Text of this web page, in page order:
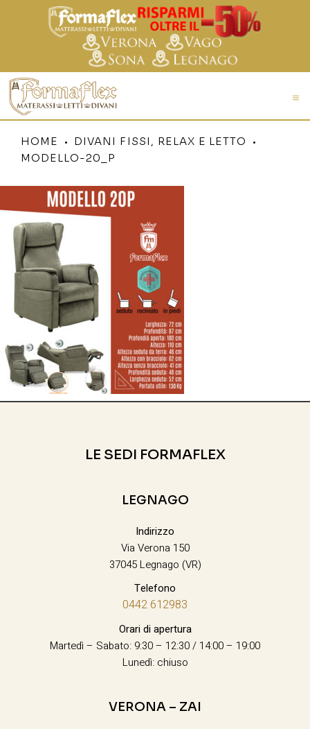
HOME
DIVANI FISSI, RELAX E LETTO
MODELLO-20_P
LE SEDI FORMAFLEX
LEGNAGO
Indirizzo
Via Verona 150
37045 Legnago (VR)
Telefono
0442 612983
Orari di apertura
Martedì – Sabato: 9:30 – 12:30 / 14:00 – 19:00
Lunedì: chiuso
VERONA – ZAI